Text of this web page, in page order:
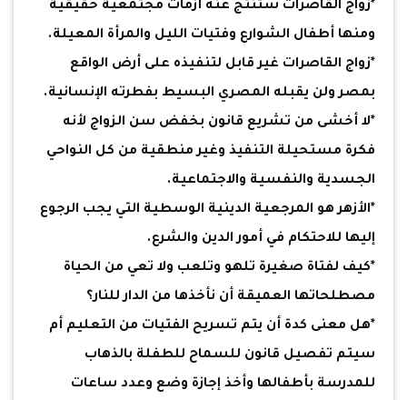
*زواج القاصرات ستنتج عنه أزمات مجتمعية حقيقية
ومنها أطفال الشوارع وفتيات الليل والمرأة المعيلة.
*زواج القاصرات غير قابل لتنفيذه على أرض الواقع
بمصر ولن يقبله المصري البسيط بفطرته الإنسانية.
*لا أخشى من تشريع قانون بخفض سن الزواج لأنه
فكرة مستحيلة التنفيذ وغير منطقية من كل النواحي
الجسدية والنفسية والاجتماعية.
*الأزهر هو المرجعية الدينية الوسطية التي يجب الرجوع
إليها للاحتكام في أمور الدين والشرع.
*كيف لفتاة صغيرة تلهو وتلعب ولا تعي من الحياة
مصطلحاتها العميقة أن نأخذها من الدار للنار؟
*هل معنى كدة أن يتم تسريح الفتيات من التعليم أم
سيتم تفصيل قانون للسماح للطفلة بالذهاب
للمدرسة بأطفالها وأخذ إجازة وضع وعدد ساعات